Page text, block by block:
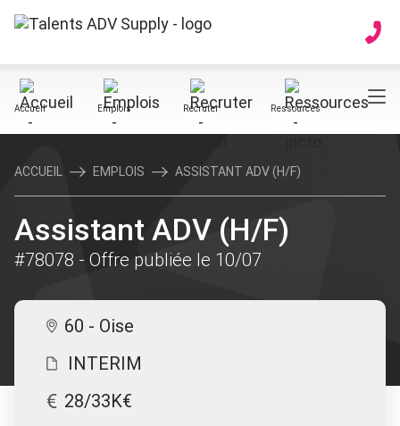
Accueil Emplois Recruter Ressources
ACCUEIL EMPLOIS ASSISTANT ADV (H/F)
Assistant ADV (H/F)
#78078 - Offre publiée le 10/07
60 - Oise
INTERIM
28/33K€